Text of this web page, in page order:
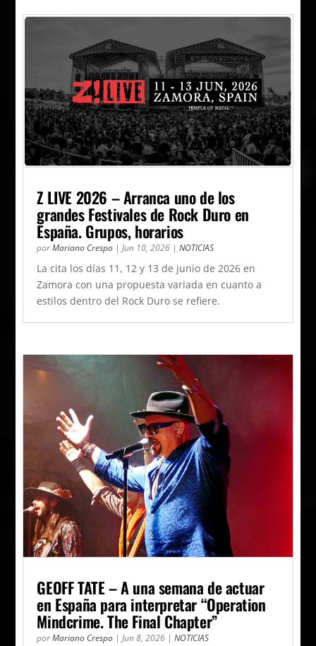
Z LIVE 2026 – Arranca uno de los
grandes Festivales de Rock Duro en
España. Grupos, horarios
porMariano Crespo |Jun 10, 2026 |NOTICIAS
La cita los días 11, 12 y 13 de junio de 2026 en
Zamora con una propuesta variada en cuanto a
estilos dentro del Rock Duro se refiere.
GEOFF TATE – A una semana de actuar
en España para interpretar “Operation
Mindcrime. The Final Chapter”
porMariano Crespo |Jun 8, 2026 |NOTICIAS